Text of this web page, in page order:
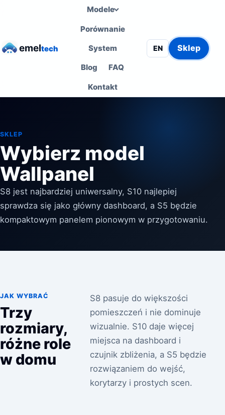
emeltech
Modele
Porównanie
System
Blog FAQ
Kontakt
EN Sklep
SKLEP
Wybierz model
Wallpanel
S8 jest najbardziej uniwersalny, S10 najlepiej
sprawdza się jako główny dashboard, a S5 będzie
kompaktowym panelem pionowym w przygotowaniu.
JAK WYBRAĆ
Trzy
rozmiary,
różne role
w domu
S8 pasuje do większości
pomieszczeń i nie dominuje
wizualnie. S10 daje więcej
miejsca na dashboard i
czujnik zbliżenia, a S5 będzie
rozwiązaniem do wejść,
korytarzy i prostych scen.